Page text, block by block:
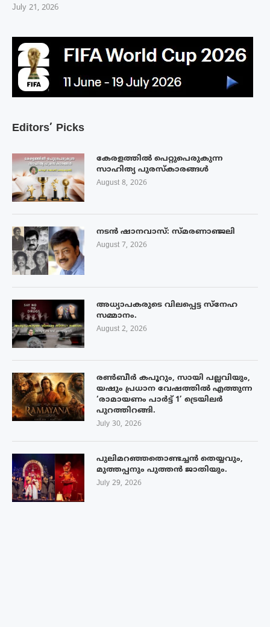
Editors’ Picks
കേരളത്തിൽ പെറ്റുപെരുകുന്ന
സാഹിത്യ പുരസ്‌കാരങ്ങൾ
August 8, 2026
നടൻ ഷാനവാസ്: സ്മരണാഞ്ജലി
August 7, 2026
അധ്യാപകരുടെ വിലപ്പെട്ട സ്നേഹ
സമ്മാനം.
August 2, 2026
രൺബീർ കപൂറും, സായി പല്ലവിയും,
യഷും പ്രധാന വേഷത്തിൽ എത്തുന്ന
‘രാമായണം പാർട്ട് 1’ ട്രെയിലർ
പുറത്തിറങ്ങി.
July 30, 2026
പുലിമറഞ്ഞതൊണ്ടച്ചൻ തെയ്യവും,
മുത്തപ്പനും പുത്തൻ ജാതിയും.
July 29, 2026
July 21, 2026